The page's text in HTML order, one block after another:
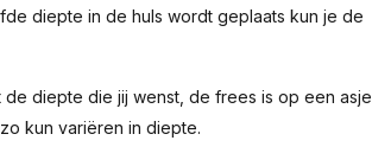
diepte in de huls wordt geplaats kun je de
diepte die jij wenst, de frees is op een asje
kun variëren in diepte.